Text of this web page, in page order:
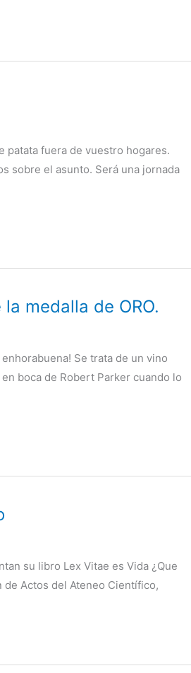
fuera de vuestro hogares.
sobre el asunto. Será una jornada
medalla de ORO.
Se trata de un vino
boca de Robert Parker cuando lo
su libro Lex Vitae es Vida ¿Que
de Actos del Ateneo Científico,